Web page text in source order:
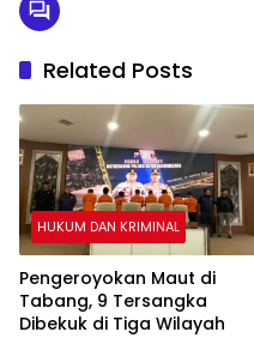
Related Posts
HUKUM DAN KRIMINAL
Pengeroyokan Maut di
Tabang, 9 Tersangka
Dibekuk di Tiga Wilayah